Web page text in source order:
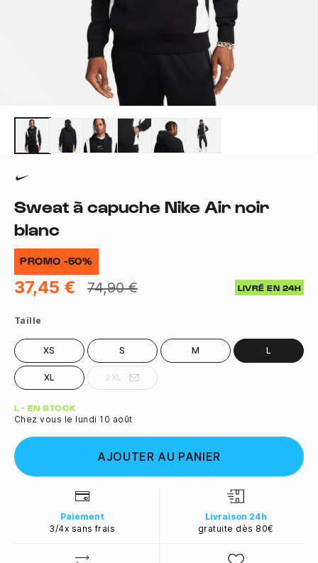
Sweat à capuche Nike Air noir
blanc
PROMO -50%
37,45 € 74,90 € LIVRÉ EN 24H
Taille
XS S M L
XL 2XL
Quantité
L - EN STOCK
Chez vous le lundi 10 août
AJOUTER AU PANIER
Paiement
3/4x sans frais
Livraison 24h
gratuite dès 80€